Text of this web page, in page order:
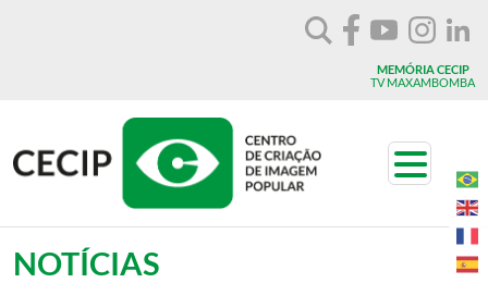
MEMÓRIA CECIP
TV MAXAMBOMBA
Toggle
NOTÍCIAS